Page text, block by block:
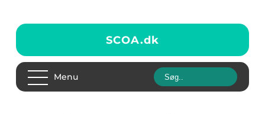
SCOA.dk
Menu